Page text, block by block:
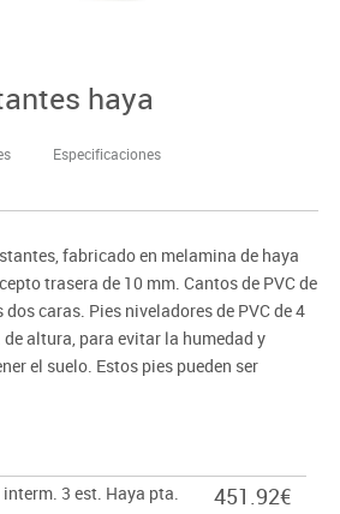
haya
Especificaciones
fabricado en melamina de haya
trasera de 10 mm. Cantos de PVC de
caras. Pies niveladores de PVC de 4
altura, para evitar la humedad y
el suelo. Estos pies pueden ser
(goma antigolpes). Garantizado por
centro tecnológico de certificación de
3 est. Haya pta.
451.92€